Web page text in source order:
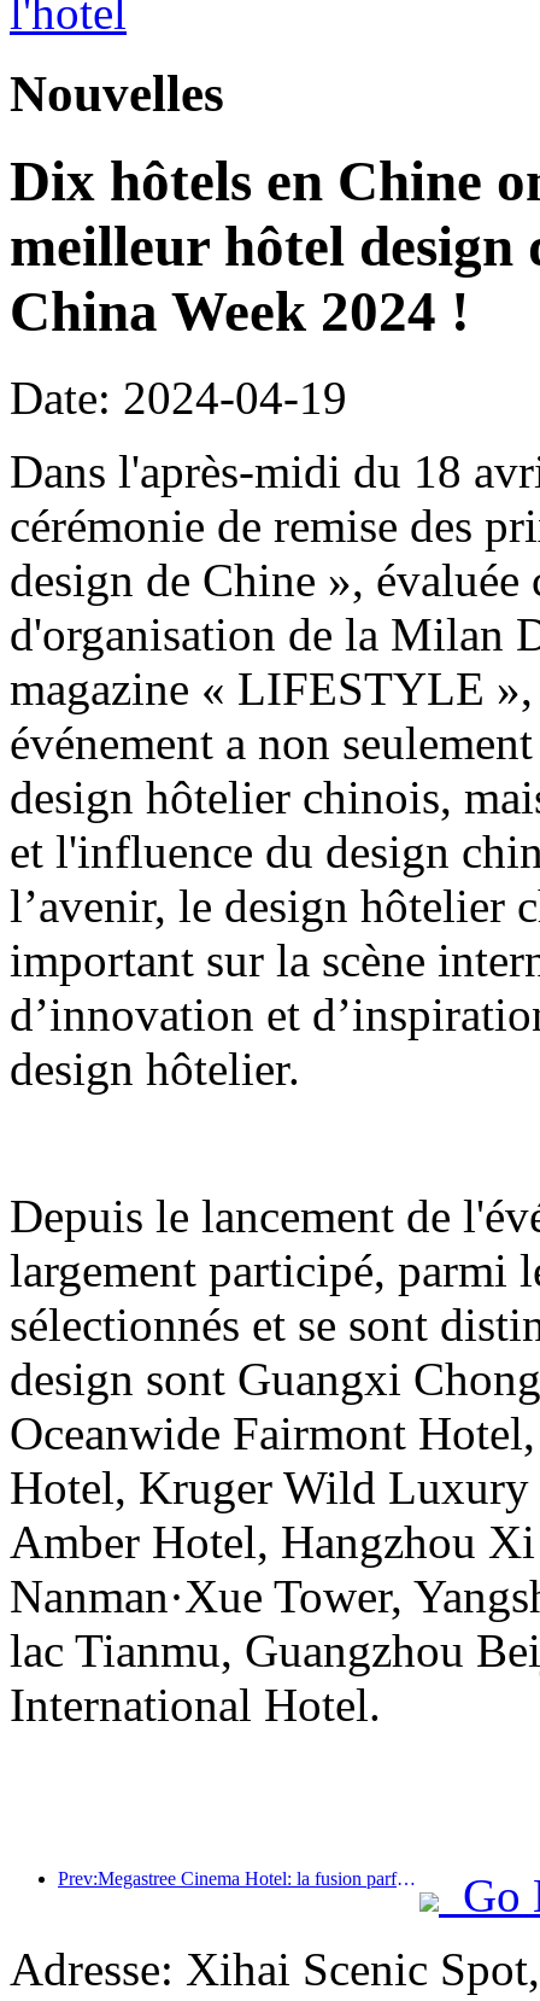
Nouvelles
Dix hôtels en Chine
meilleur hôtel design
China Week 2024 !
Date: 2024-04-19
Dans l'après-midi du 18
cérémonie de remise des
design de Chine »,
d'organisation de la Milan
magazine « LIFESTYLE »,
événement a non
design hôtelier chinois,
et l'influence du design
l’avenir, le design hôtelier
important sur la scène
d’innovation et
design hôtelier.
Depuis le lancement de
largement participé, parmi
sélectionnés et se sont
design sont Guangxi
Oceanwide Fairmont
Hotel, Kruger Wild Luxury
Amber Hotel, Hangzhou
Nanman·Xue Tower,
lac Tianmu, Guangzhou
International Hotel.
Prev:Megastree Cinema Hotel: la fusion parfaite entre IP cinématographique et service chaleureux
Go
Adresse: Xihai Scenic